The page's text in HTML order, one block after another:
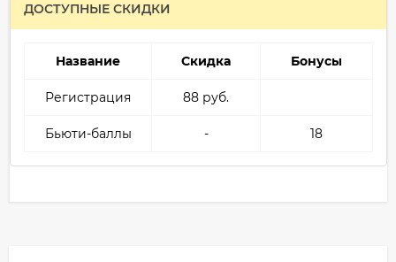
ДОСТУПНЫЕ СКИДКИ
Название Скидка Бонусы
Регистрация 88 руб.
Бьюти-баллы - 18